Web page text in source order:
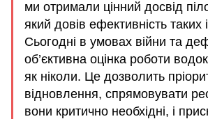
ми отримали цінний досвід
який довів ефективність таких
Сьогодні в умовах війни та
об’єктивна оцінка роботи
як ніколи. Це дозволить
відновлення, спрямовувати
вони критично необхідні, і